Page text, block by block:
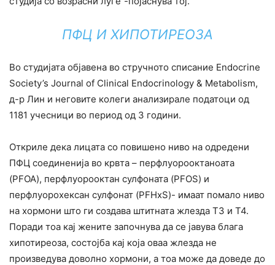
ПФЦ И ХИПОТИРЕОЗА
Во студијата објавена во стручното списание Endocrine
Society’s Journal of Clinical Endocrinology & Metabolism,
д-р Лин и неговите колеги анализирале податоци од
1181 учесници во период од 3 години.
Откриле дека лицата со повишено ниво на одредени
ПФЦ соединенија во крвта – перфлуорооктаноата
(PFOA), перфлуорооктан сулфоната (PFOS) и
перфлуорохексан сулфонат (PFHxS)- имаат помало ниво
на хормони што ги создава штитната жлезда Т3 и Т4.
Поради тоа кај жените започнува да се јавува блага
хипотиреоза, состојба кај која оваа жлезда не
произведува доволно хормони, а тоа може да доведе до